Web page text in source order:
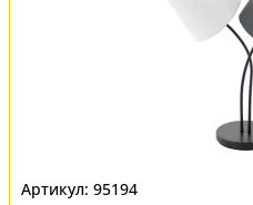
95194